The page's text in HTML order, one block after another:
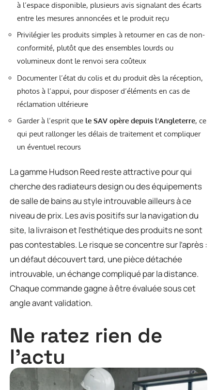
à l’espace disponible, plusieurs avis signalant des écarts
entre les mesures annoncées et le produit reçu
Privilégier les produits simples à retourner en cas de non-
conformité, plutôt que des ensembles lourds ou
volumineux dont le renvoi sera coûteux
Documenter l’état du colis et du produit dès la réception,
photos à l’appui, pour disposer d’éléments en cas de
réclamation ultérieure
Garder à l’esprit que le SAV opère depuis l’Angleterre, ce
qui peut rallonger les délais de traitement et compliquer
un éventuel recours
La gamme Hudson Reed reste attractive pour qui
cherche des radiateurs design ou des équipements
de salle de bains au style introuvable ailleurs à ce
niveau de prix. Les avis positifs sur la navigation du
site, la livraison et l’esthétique des produits ne sont
pas contestables. Le risque se concentre sur l’après :
un défaut découvert tard, une pièce détachée
introuvable, un échange compliqué par la distance.
Chaque commande gagne à être évaluée sous cet
angle avant validation.
Ne ratez rien de
l'actu